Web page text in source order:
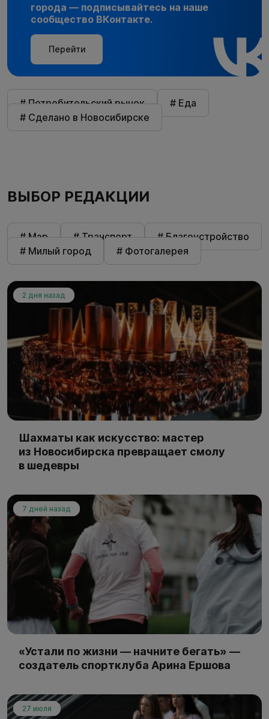
города — подписывайтесь на наше
сообщество ВКонтакте.
Перейти
# Потребительский рынок
# Еда
# Сделано в Новосибирске
ВЫБОР РЕДАКЦИИ
# Мэр # Транспорт
# Благоустройство
# Милый город
# Фотогалерея
2 дня назад
Шахматы как искусство: мастер
из Новосибирска превращает смолу
в шедевры
7 дней назад
«Устали по жизни — начните бегать» —
создатель спортклуба Арина Ершова
27 июля